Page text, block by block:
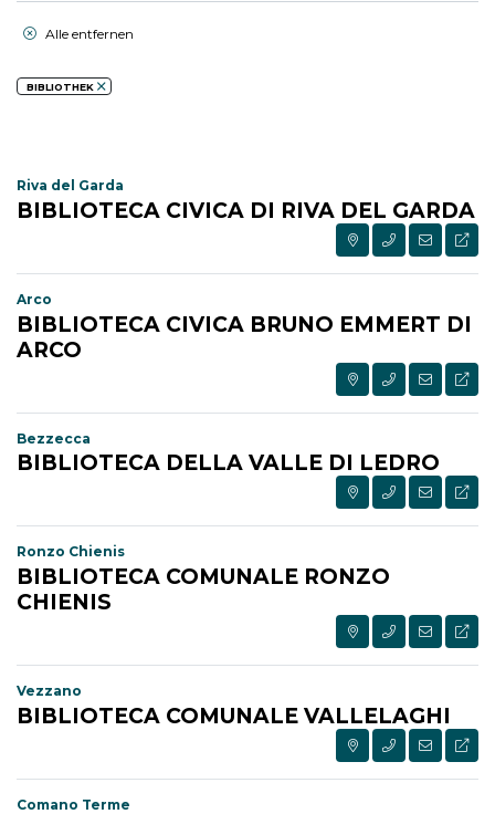
Alle entfernen
BIBLIOTHEK
Riva del Garda
BIBLIOTECA CIVICA DI RIVA DEL GARDA
Arco
BIBLIOTECA CIVICA BRUNO EMMERT DI
ARCO
Bezzecca
BIBLIOTECA DELLA VALLE DI LEDRO
Ronzo Chienis
BIBLIOTECA COMUNALE RONZO
CHIENIS
Vezzano
BIBLIOTECA COMUNALE VALLELAGHI
Comano Terme